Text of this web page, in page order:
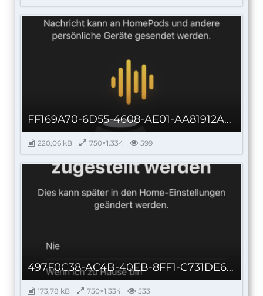
FF169A70-6D55-4608-AE01-AA81912A08AF.png
220,06 kB 750×1.334 599
497F0C38-AC4B-40EB-8FF1-C731DE6462BA.png
173,78 kB 750×1.334 533